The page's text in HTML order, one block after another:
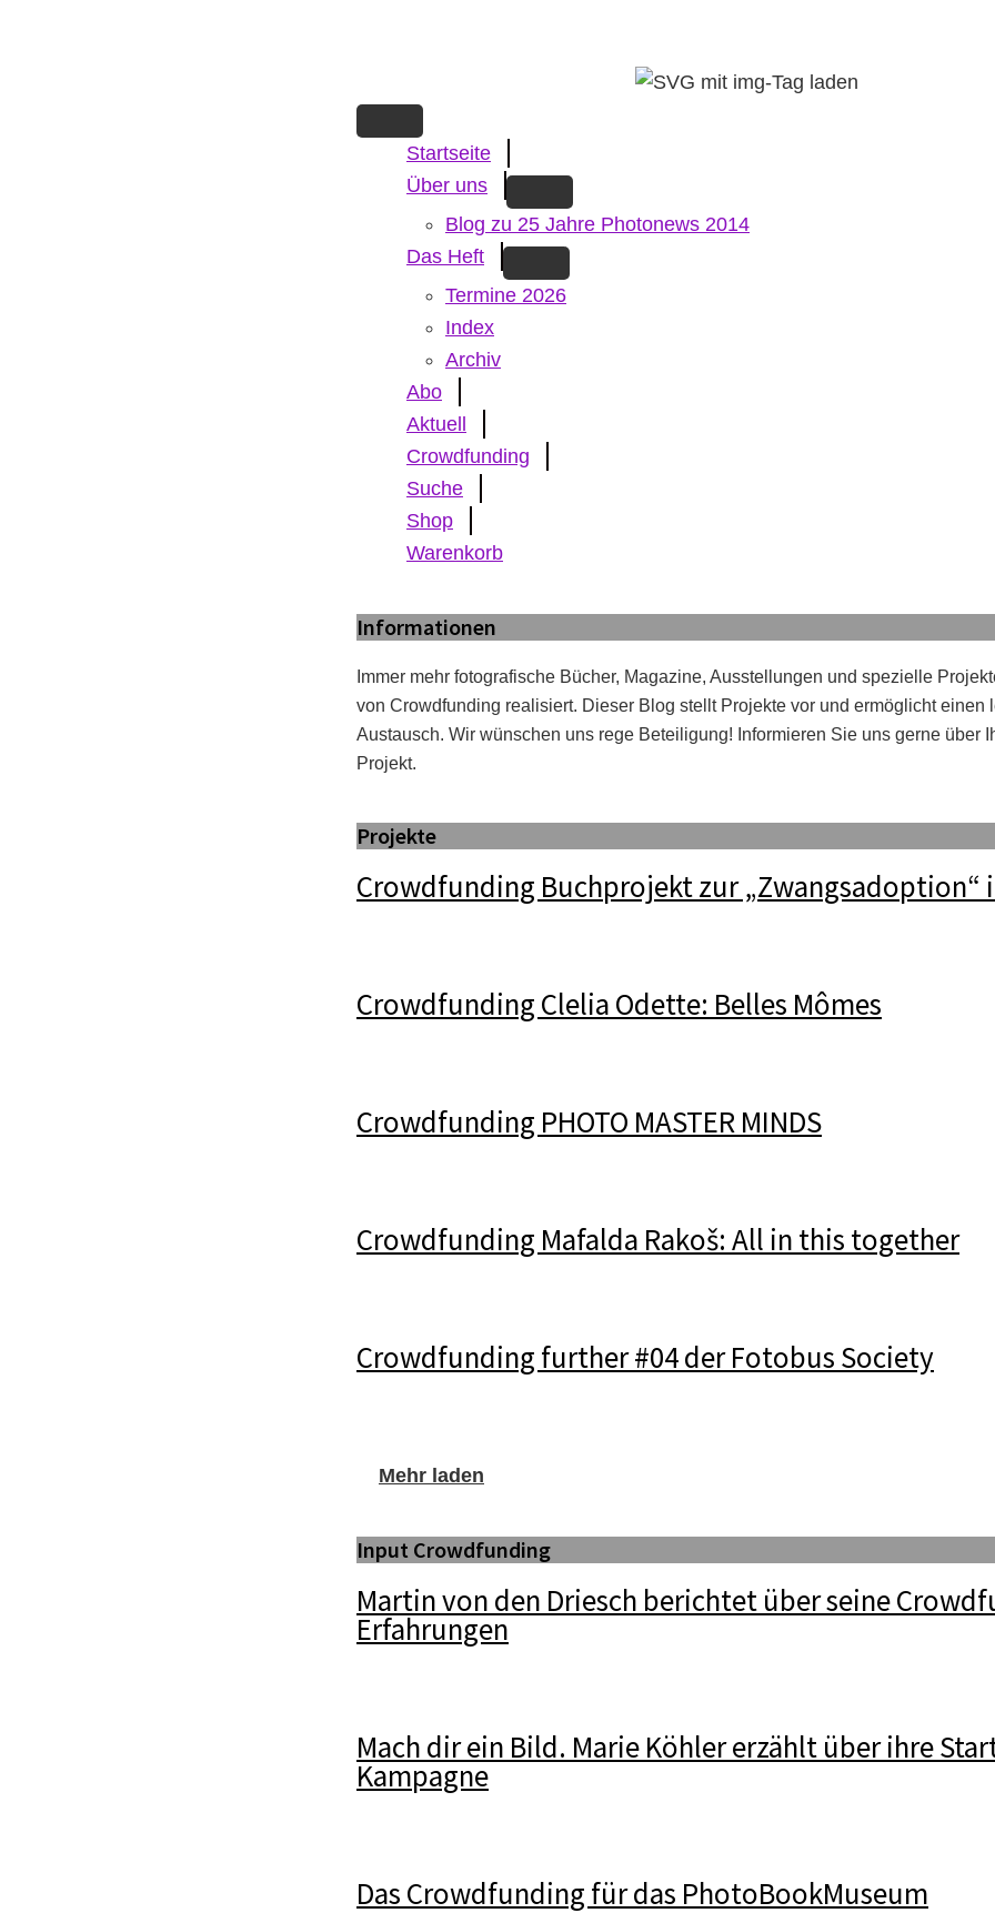
Startseite
Über uns
Blog zu 25 Jahre Photonews 2014
Das Heft
Termine 2026
Index
Archiv
Abo
Aktuell
Crowdfunding
Suche
Shop
Warenkorb
Informationen
Immer mehr fotografische Bücher, Magazine, Ausstellungen und spezielle
von Crowdfunding realisiert. Dieser Blog stellt Projekte vor und ermöglicht einen
Austausch. Wir wünschen uns rege Beteiligung! Informieren Sie uns gerne über
Projekt.
Projekte
Crowdfunding Buchprojekt zur „Zwangsadoption“
Crowdfunding Clelia Odette: Belles Mômes
Crowdfunding PHOTO MASTER MINDS
Crowdfunding Mafalda Rakoš: All in this together
Crowdfunding further #04 der Fotobus Society
Mehr laden
Input Crowdfunding
Martin von den Driesch berichtet über seine
Erfahrungen
Mach dir ein Bild. Marie Köhler erzählt über ihre
Kampagne
Das Crowdfunding für das PhotoBookMuseum